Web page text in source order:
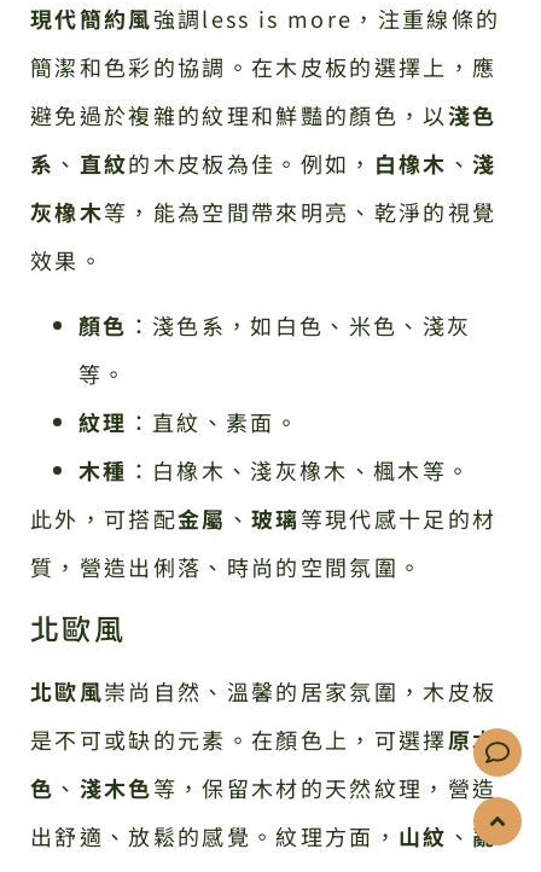
現代簡約風強調less is more，注重線條的
簡潔和色彩的協調。在木皮板的選擇上，應
避免過於複雜的紋理和鮮豔的顏色，以淺色
系 、 直紋的木皮板為佳。例如， 白橡木 、淺
灰橡木等，能為空間帶來明亮、乾淨的視覺
效果。
顏色 ：淺色系，如白色、米色、淺灰
等。
紋理 ：直紋、素面。
木種 ：白橡木、淺灰橡木、楓木等。
此外，可搭配金屬 、玻璃等現代感十足的材
質，營造出俐落、時尚的空間氛圍。
北歐風
北歐風崇尚自然、溫馨的居家氛圍，木皮板
是不可或缺的元素。在顏色上，可選擇原木
色 、 淺木色等，保留木材的天然紋理，營造
出舒適、放鬆的感覺。紋理方面， 山紋 、 亂